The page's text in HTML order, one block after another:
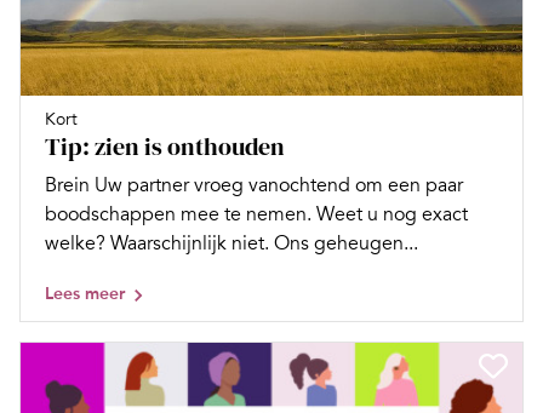
Kort
Tip: zien is onthouden
Brein Uw partner vroeg vanochtend om een paar
boodschappen mee te nemen. Weet u nog exact
welke? Waarschijnlijk niet. Ons geheugen...
Lees meer